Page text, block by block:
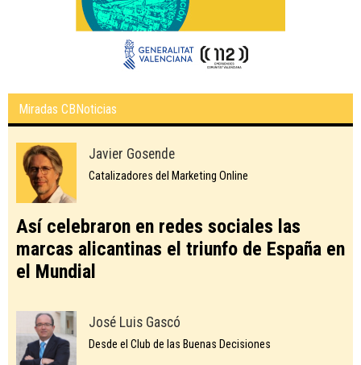
Miradas CBNoticias
Javier Gosende
Catalizadores del Marketing Online
Así celebraron en redes sociales las
marcas alicantinas el triunfo de España en
el Mundial
José Luis Gascó
Desde el Club de las Buenas Decisiones